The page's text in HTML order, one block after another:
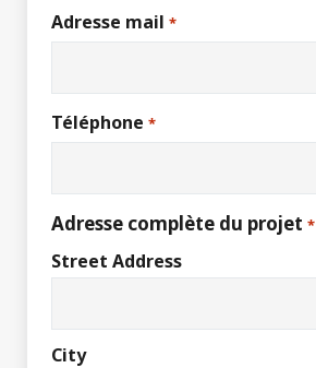
Adresse mail *
Téléphone *
Adresse complète du projet *
Street Address
City